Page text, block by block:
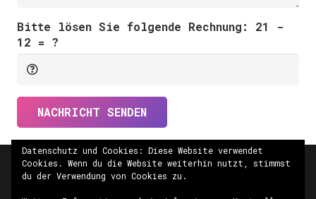
Bitte lösen Sie folgende Rechnung: 21 -
12 = ?
NACHRICHT SENDEN
Datenschutz und Cookies: Diese Website verwendet
Cookies. Wenn du die Website weiterhin nutzt, stimmst
du der Verwendung von Cookies zu.